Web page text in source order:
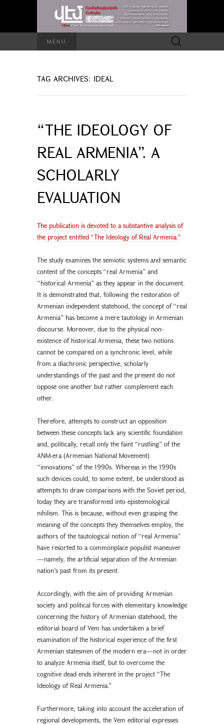
MENU
Search
for:
TAG ARCHIVES: IDEAL
“THE IDEOLOGY OF
REAL ARMENIA”. A
SCHOLARLY
EVALUATION
The publication is devoted to a substantive analysis of
the project entitled “The Ideology of Real Armenia.”
The study examines the semiotic systems and semantic
content of the concepts “real Armenia” and
“historical Armenia” as they appear in the document.
It is demonstrated that, following the restoration of
Armenian independent statehood, the concept of “real
Armenia” has become a mere tautology in Armenian
discourse. Moreover, due to the physical non-
existence of historical Armenia, these two notions
cannot be compared on a synchronic level, while
from a diachronic perspective, scholarly
understandings of the past and the present do not
oppose one another but rather complement each
other.
Therefore, attempts to construct an opposition
between these concepts lack any scientific foundation
and, politically, recall only the faint “rustling” of the
ANM-era (Armenian National Movement)
“innovations” of the 1990s. Whereas in the 1990s
such devices could, to some extent, be understood as
attempts to draw comparisons with the Soviet period,
today they are transformed into epistemological
nihilism. This is because, without even grasping the
meaning of the concepts they themselves employ, the
authors of the tautological notion of “real Armenia”
have resorted to a commonplace populist maneuver
—namely, the artificial separation of the Armenian
nation’s past from its present.
Accordingly, with the aim of providing Armenian
society and political forces with elementary knowledge
concerning the history of Armenian statehood, the
editorial board of Vem has undertaken a brief
examination of the historical experience of the first
Armenian statesmen of the modern era—not in order
to analyze Armenia itself, but to overcome the
cognitive dead ends inherent in the project “The
Ideology of Real Armenia.”
Furthermore, taking into account the acceleration of
regional developments, the Vem editorial expresses